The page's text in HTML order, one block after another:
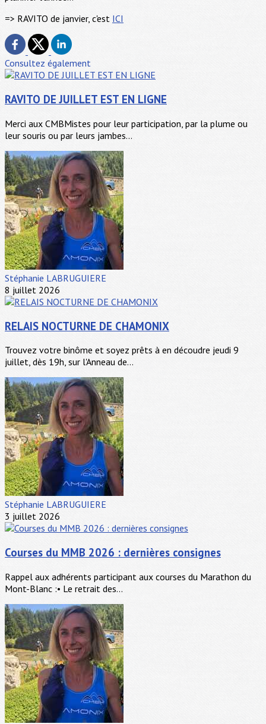
=> RAVITO de janvier, c'est ICI
Consultez également
RAVITO DE JUILLET EST EN LIGNE
Merci aux CMBMistes pour leur participation, par la plume ou
leur souris ou par leurs jambes...
Stéphanie LABRUGUIERE
8 juillet 2026
RELAIS NOCTURNE DE CHAMONIX
Trouvez votre binôme et soyez prêts à en découdre jeudi 9
juillet, dès 19h, sur l'Anneau de...
Stéphanie LABRUGUIERE
3 juillet 2026
Courses du MMB 2026 : dernières consignes
Rappel aux adhérents participant aux courses du Marathon du
Mont-Blanc :• Le retrait des...